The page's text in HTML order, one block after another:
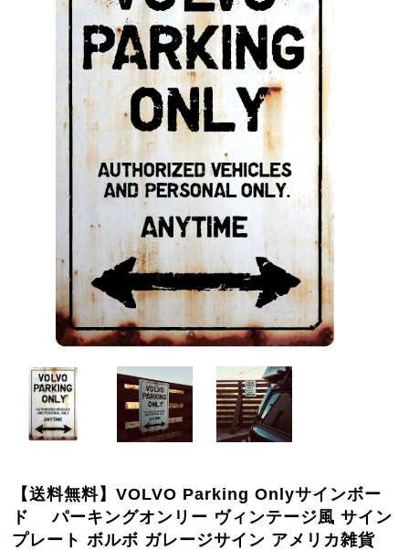
【送料無料】VOLVO Parking Onlyサインボー
ド パーキングオンリー ヴィンテージ風 サイン
プレート ボルボ ガレージサイン アメリカ雑貨